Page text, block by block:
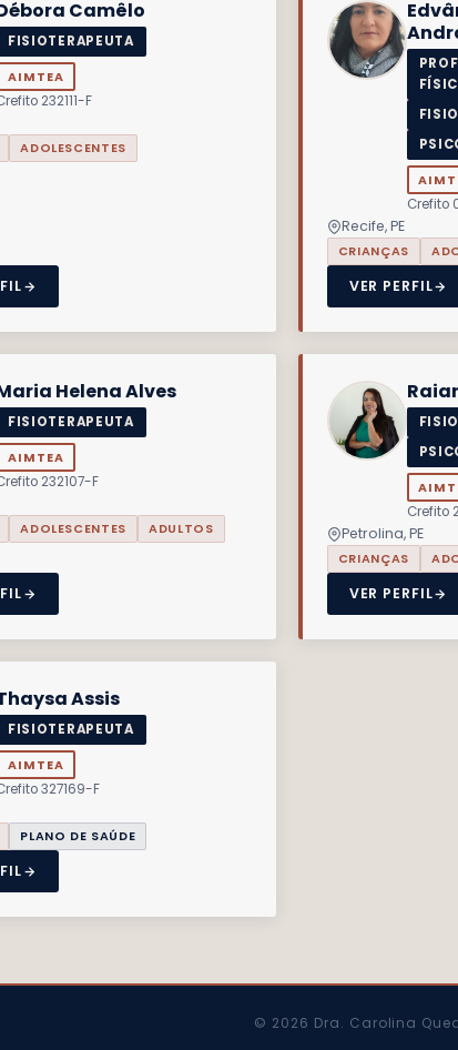
Camêlo
FISIOTERAPEUTA
AIMTEA
232111-F
ADOLESCENTES
Crefito
Recife, PE
CRIANÇAS
VER PERFIL
Helena Alves
FISIOTERAPEUTA
AIMTEA
232107-F
ADOLESCENTES ADULTOS
Crefito
Petrolina, PE
CRIANÇAS
VER PERFIL
Assis
FISIOTERAPEUTA
AIMTEA
327169-F
PLANO DE SAÚDE
© 2026 Dra. Carolina